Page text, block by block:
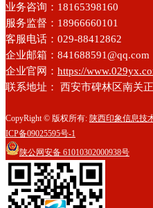
业务咨询：18165398160
服务监督：18966660101
客服电话：029-88412862
企业邮箱：841688591@qq.com
企业官网： https://
联系地址： 西安市碑林区南关
CopyRight © 版权所有: 陕西印象信息技
ICP备09025595号-1
陕公网安备 61010302000938号